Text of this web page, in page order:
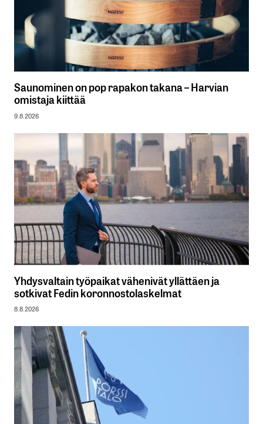
Saunominen on pop rapakon takana – Harvian
omistaja kiittää
9.8.2026
Yhdysvaltain työpaikat vähenivät yllättäen ja
sotkivat Fedin koronnostolaskelmat
8.8.2026